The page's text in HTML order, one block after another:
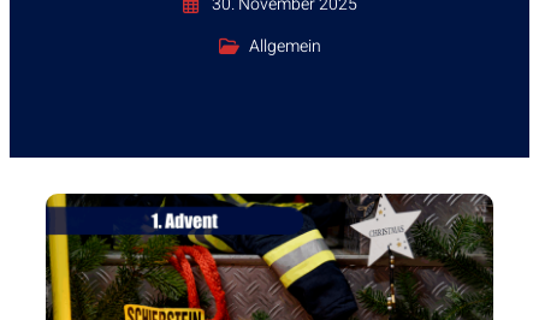
Allgemein